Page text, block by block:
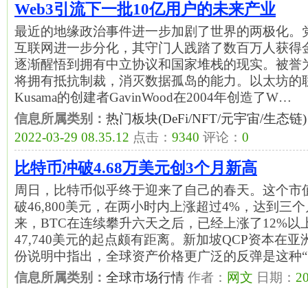
Web3引流下一批10亿用户的未来产业
最近的地缘政治事件进一步加剧了世界的两极化。
互联网进一步分化，其守门人践踏了数百万人获得
逐渐醒悟到拥有中立协议和国家堆栈的现实。被誉
将拥有抵抗制裁，消灭数据孤岛的能力。以太坊的
Kusama的创建者GavinWood在2004年创造了W…
信息所属类别： 热门板块(DeFi/NFT/元宇宙/生态链)
2022-03-29 08.35.12 点击： 9340 评论： 0
比特币冲破4.68万美元创3个月新高
周日，比特币似乎终于迎来了自己的春天。这个
破46,800美元，在两小时内上涨超过4%，达到三
来，BTC在连续攀升六天之后，已经上涨了12%以
47,740美元的起点颇有距离。新加坡QCP资本在亚
份说明中指出，全球资产价格更广泛的反弹是这
信息所属类别： 全球市场行情 作者： 网文 日期：